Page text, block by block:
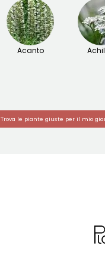
Acanto
Trova le piante giuste per il mio